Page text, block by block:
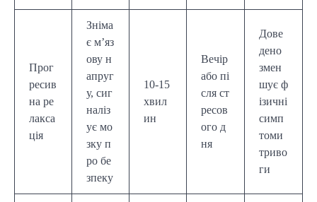
Прог
ресив
на ре
лакса
ція
Зніма
є м’яз
ову н
апруг
у, сиг
наліз
ує мо
зку п
ро бе
зпеку
10-15
хвил
ин
Вечір
або пі
сля ст
ресов
ого д
ня
Дове
дено
змен
шує ф
ізичні
симп
томи
триво
ги